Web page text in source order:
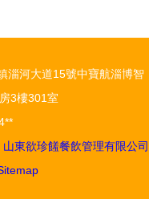
淄河大道15號中寶航淄博智
3樓301室
山東欲珍饈餐飲管理有限公司